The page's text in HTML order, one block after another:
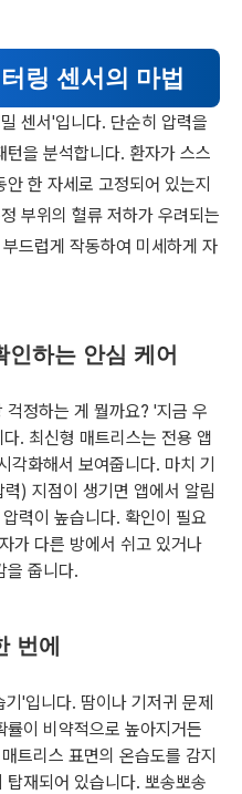
링 센서의 마법
센서'입니다. 단순히 압력을
을 분석합니다. 환자가 스스
한 자세로 고정되어 있는지
부위의 혈류 저하가 우려되는
드럽게 작동하여 미세하게 자
하는 안심 케어
정하는 게 뭘까요? '지금 우
. 최신형 매트리스는 전용 앱
각화해서 보여줍니다. 마치 기
) 지점이 생기면 앱에서 알림
력이 높습니다. 확인이 필요
가 다른 방에서 쉬고 있거나
을 줍니다.
번에
'입니다. 땀이나 기저귀 문제
이 비약적으로 높아지거든
트리스 표면의 온습도를 감지
재되어 있습니다. 뽀송뽀송